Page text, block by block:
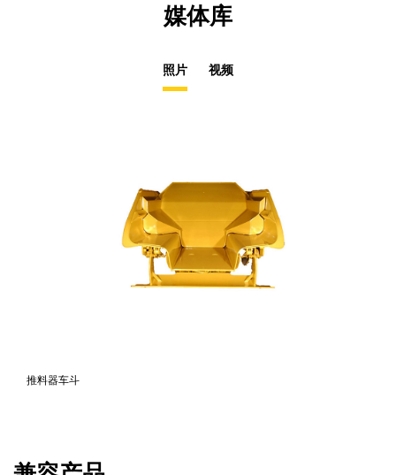
媒体库
照片 视频
推料器车斗